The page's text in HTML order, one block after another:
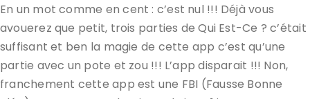
En un mot comme en cent : c’est nul !!! Déjà vous
avouerez que petit, trois parties de Qui Est-Ce ? c’était
suffisant et ben la magie de cette app c’est qu’une
partie avec un pote et zou !!! L’app disparait !!! Non,
franchement cette app est une FBI (Fausse Bonne